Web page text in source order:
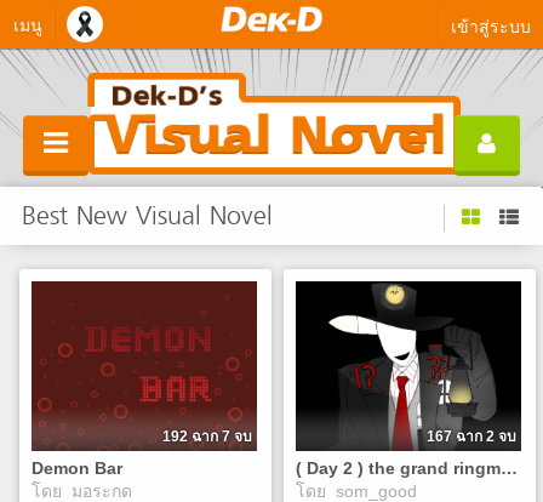
เมนู เข้าสู่ระบบ
Best New Visual Novel
Demon Bar
โดย
มอระกด
192 ฉาก 7 จบ
( Day 2 ) the grand ringmaster's playhouse
โดย som_good
167 ฉาก 2 จบ